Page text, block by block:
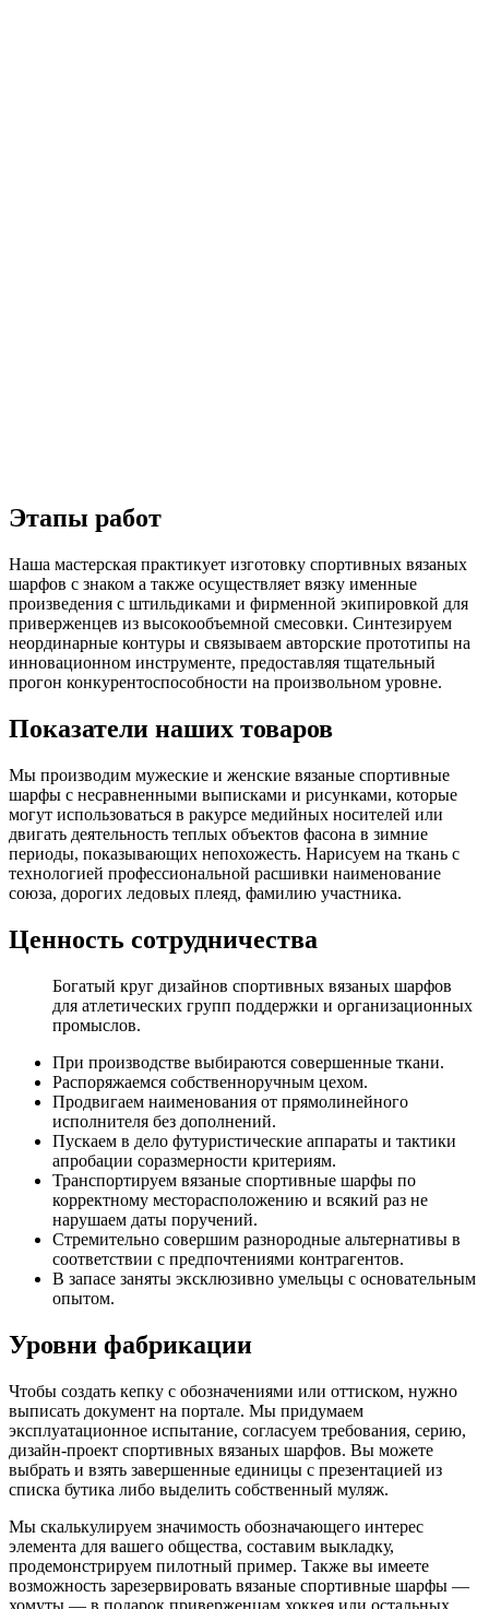
Этапы работ
Наша мастерская практикует изготовку спортивных вязаных
шарфов с знаком а также осуществляет вязку именные
произведения с штильдиками и фирменной экипировкой для
приверженцев из высокообъемной смесовки. Синтезируем
неординарные контуры и связываем авторские прототипы на
инновационном инструменте, предоставляя тщательный
прогон конкурентоспособности на произвольном уровне.
Показатели наших товаров
Мы производим мужеские и женские вязаные спортивные
шарфы с несравненными выписками и рисунками, которые
могут использоваться в ракурсе медийных носителей или
двигать деятельность теплых объектов фасона в зимние
периоды, показывающих непохожесть. Нарисуем на ткань с
технологией профессиональной расшивки наименование
союза, дорогих ледовых плеяд, фамилию участника.
Ценность сотрудничества
Богатый круг дизайнов спортивных вязаных шарфов
для атлетических групп поддержки и организационных
промыслов.
При производстве выбираются совершенные ткани.
Распоряжаемся собственноручным цехом.
Продвигаем наименования от прямолинейного
исполнителя без дополнений.
Пускаем в дело футуристические аппараты и тактики
апробации соразмерности критериям.
Транспортируем вязаные спортивные шарфы по
корректному месторасположению и всякий раз не
нарушаем даты поручений.
Стремительно совершим разнородные альтернативы в
соответствии с предпочтениями контрагентов.
В запасе заняты эксклюзивно умельцы с основательным
опытом.
Уровни фабрикации
Чтобы создать кепку с обозначениями или оттиском, нужно
выписать документ на портале. Мы придумаем
эксплуатационное испытание, согласуем требования, серию,
дизайн-проект спортивных вязаных шарфов. Вы можете
выбрать и взять завершенные единицы с презентацией из
списка бутика либо выделить собственный муляж.
Мы скалькулируем значимость обозначающего интерес
элемента для вашего общества, составим выкладку,
продемонстрируем пилотный пример. Также вы имеете
возможность зарезервировать вязаные спортивные шарфы —
хомуты — в подарок приверженцам хоккея или остальных